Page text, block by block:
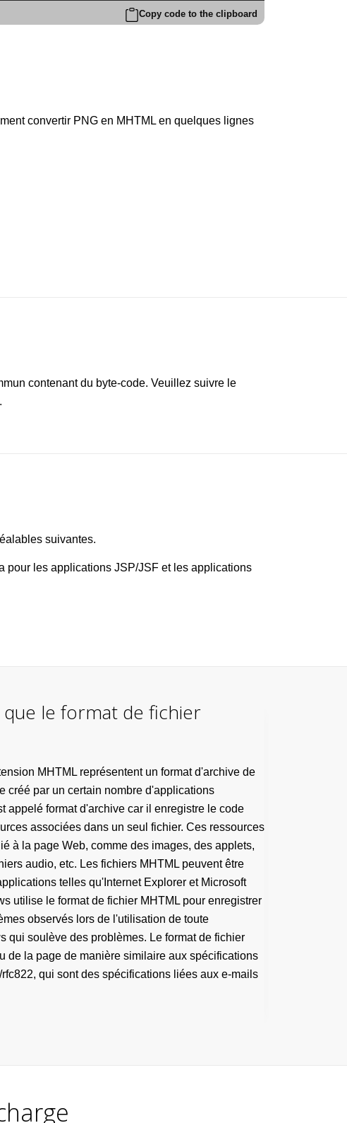
Copy code to the clipboard
convertir PNG en MHTML en quelques lignes
contenant du byte-code. Veuillez suivre le
suivantes.
pour les applications JSP/JSF et les applications
le format de fichier
MHTML représentent un format d'archive de
créé par un certain nombre d'applications
appelé format d'archive car il enregistre le code
associées dans un seul fichier. Ces ressources
à la page Web, comme des images, des applets,
audio, etc. Les fichiers MHTML peuvent être
telles qu'Internet Explorer et Microsoft
utilise le format de fichier MHTML pour enregistrer
observés lors de l'utilisation de toute
qui soulève des problèmes. Le format de fichier
de la page de manière similaire aux spécifications
qui sont des spécifications liées aux e-mails